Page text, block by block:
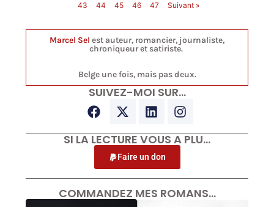
43
44 45 46 47 Suivant »
Marcel Sel est auteur, romancier, journaliste,
chroniqueur et satiriste.
Belge une fois, mais pas deux.
SUIVEZ-MOI SUR…
SI LA LECTURE VOUS A PLU…
Faire un don
COMMANDEZ MES ROMANS…